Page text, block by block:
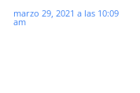
marzo 29, 2021 a las 10:09
am